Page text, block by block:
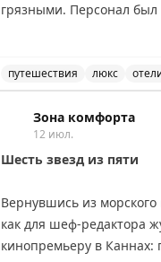
грязными. Персонал был
нуждается в
The Bulkhead Seat|Original
путешествия люкс
Зона комфорта
12 июл.
Шесть звезд из пяти
Вернувшись из
как для шеф-редактора
кинопремьеру в Каннах: